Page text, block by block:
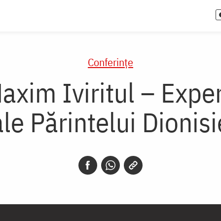
Conferințe
Iviritul –
Părintelui